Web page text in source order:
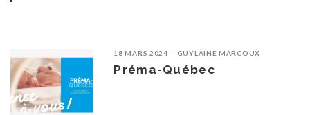
18 MARS 2024 GUYLAINE MARCOUX
Préma-Québec